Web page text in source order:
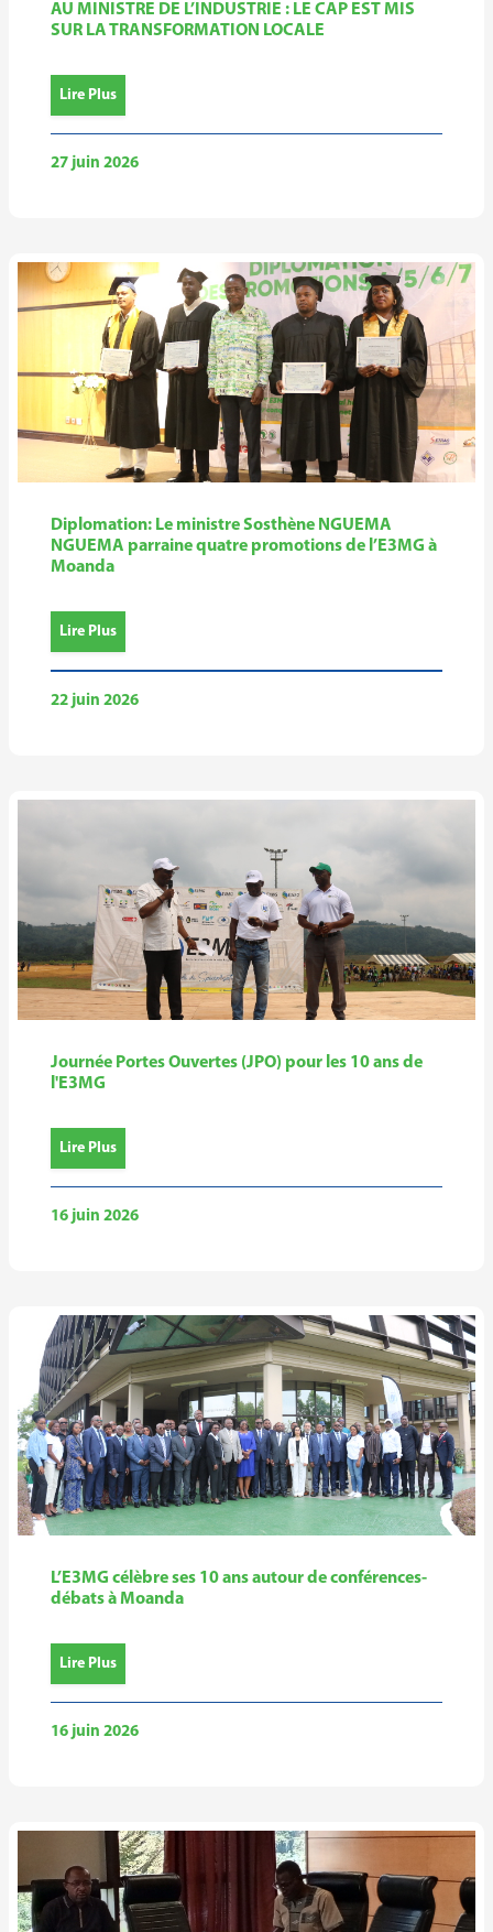
AU MINISTRE DE L’INDUSTRIE : LE CAP EST MIS
SUR LA TRANSFORMATION LOCALE
Lire Plus
27 juin 2026
Diplomation: Le ministre Sosthène NGUEMA
NGUEMA parraine quatre promotions de l’E3MG à
Moanda
Lire Plus
22 juin 2026
Journée Portes Ouvertes (JPO) pour les 10 ans de
l'E3MG
Lire Plus
16 juin 2026
L’E3MG célèbre ses 10 ans autour de conférences-
débats à Moanda
Lire Plus
16 juin 2026